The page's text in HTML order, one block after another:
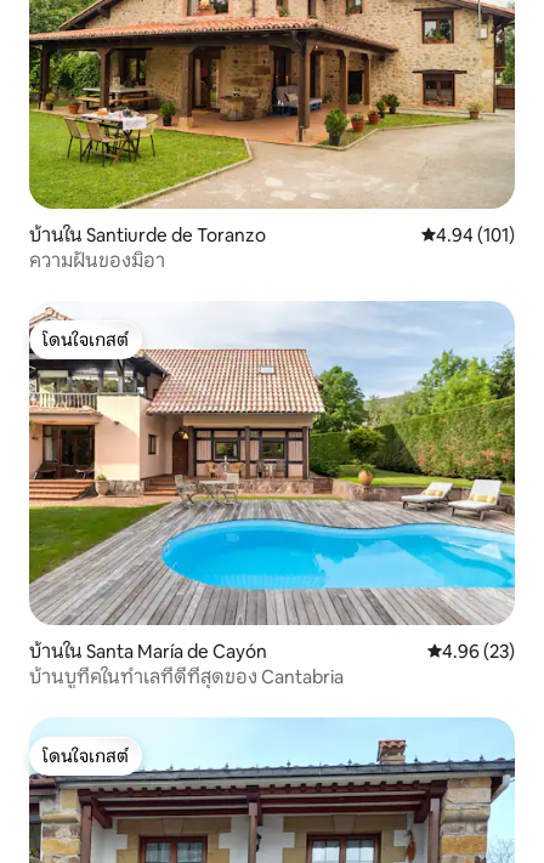
บ้านใน Santiurde de Toranzo คะแนนเฉลี่ย
4.94 (101)
ความฝันของมิอา
โดนใจเกสต์
โดนใจเกสต์
บ้านใน Santa María de Cayón คะแนนเฉลี่ย
4.96 (23)
บ้านบูทีคในทำเลที่ดีที่สุดของ Cantabria
โดนใจเกสต์
โดนใจเกสต์